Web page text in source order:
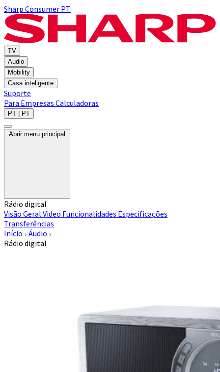
Sharp Consumer PT
TV
Audio
Mobility
Casa inteligente
Suporte
Para Empresas Calculadoras
PT | PT
Abrir menu principal
Rádio digital
Visão Geral Video Funcionalidades Especificações
Transferências
Início
Áudio
Rádio digital